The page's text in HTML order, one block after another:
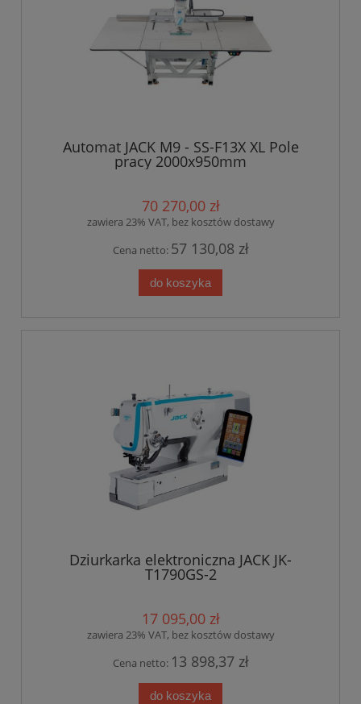
Automat JACK M9 - SS-F13X XL Pole
pracy 2000x950mm
70 270,00 zł
zawiera 23% VAT, bez kosztów dostawy
Cena netto: 57 130,08 zł
do koszyka
Dziurkarka elektroniczna JACK JK-
T1790GS-2
17 095,00 zł
zawiera 23% VAT, bez kosztów dostawy
Cena netto: 13 898,37 zł
do koszyka